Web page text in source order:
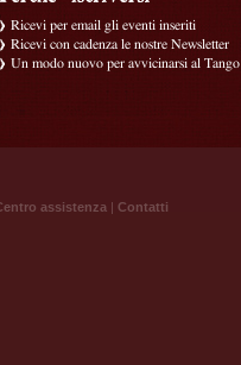
Ricevi per email gli eventi inseriti
Ricevi con cadenza le nostre Newsletter
Un modo nuovo per avvicinarsi al Tango
assistenza | Contatti